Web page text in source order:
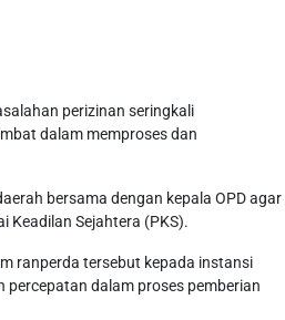
perizinan seringkali
dalam memproses dan
bersama dengan kepala OPD agar
Keadilan Sejahtera (PKS).
ranperda tersebut kepada instansi
dalam proses pemberian